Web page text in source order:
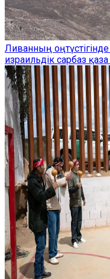
Ливанның
израильдік сарбаз